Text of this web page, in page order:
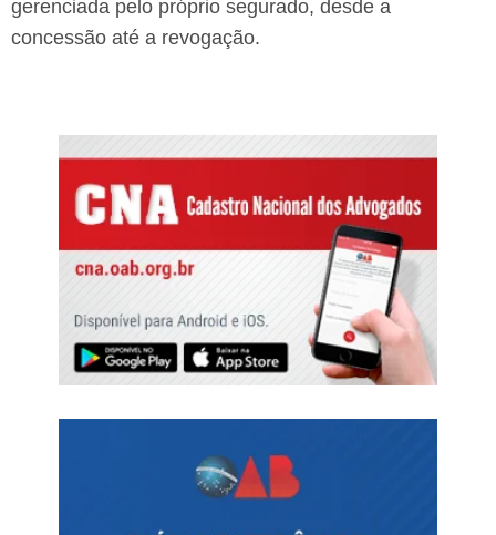
gerenciada pelo próprio segurado, desde a
concessão até a revogação.